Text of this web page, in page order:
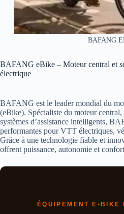
BAFANG
BAFANG eBike – Moteur central et
électrique
BAFANG est le leader mondial du
(eBike). Spécialiste du moteur
systèmes d’assistance intelligents,
performantes pour VTT électriques,
Grâce à une technologie fiable et
offrent puissance, autonomie et
ÉQUIPEMENT E-BIKE